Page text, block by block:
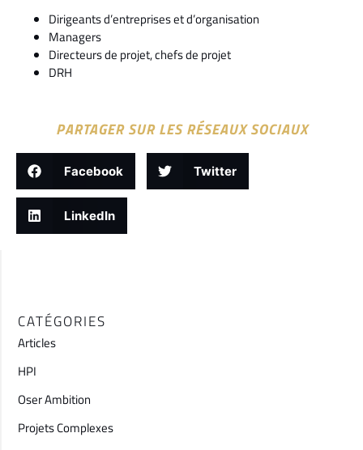
Dirigeants d’entreprises et d’organisation
Managers
Directeurs de projet, chefs de projet
DRH
PARTAGER SUR LES RÉSEAUX SOCIAUX
Facebook Twitter
LinkedIn
CATÉGORIES
Articles
HPI
Oser Ambition
Projets Complexes